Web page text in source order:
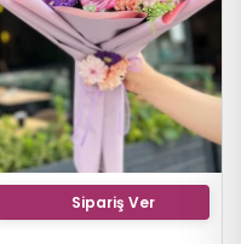
Sipariş Ver